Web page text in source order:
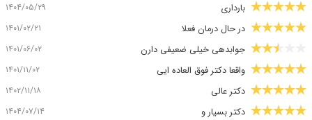
بارداری ۱۴۰۴/۰۵/۲۹
در حال درمان فعلا ۱۴۰۱/۰۲/۲۱
جوابدهی خیلی ضعیفی دارن ۱۴۰۱/۰۶/۰۲
واقعا دکتر فوق العاده ایی ۱۴۰۱/۱۱/۰۲
دکتر عالی ۱۴۰۲/۱۱/۱۸
دکتر بسیار و ۱۴۰۴/۰۷/۱۴